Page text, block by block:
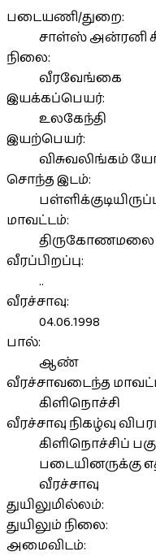
படையணி/துறை:
சாள்ஸ் அன்ரனி
நிலை:
வீரவேங்கை
இயக்கப்பெயர்:
உலகேந்தி
இயற்பெயர்:
விசுவலிங்கம்
சொந்த இடம்:
மாவட்டம்:
திருகோணமலை
வீரப்பிறப்பு:
..
வீரச்சாவு:
04.06.1998
பால்:
ஆண்
வீரச்சாவடைந்த
கிளிநொச்சி
வீரச்சாவு நிகழ்வு
கிளிநொச்சிப்
படையினருக்கு
வீரச்சாவு
துயிலுமில்லம்:
துயிலும் நிலை:
அமைவிடம்: